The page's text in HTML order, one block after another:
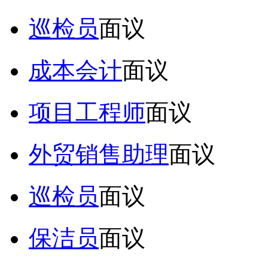
巡检员面议
成本会计面议
项目工程师面议
外贸销售助理面议
巡检员面议
保洁员面议